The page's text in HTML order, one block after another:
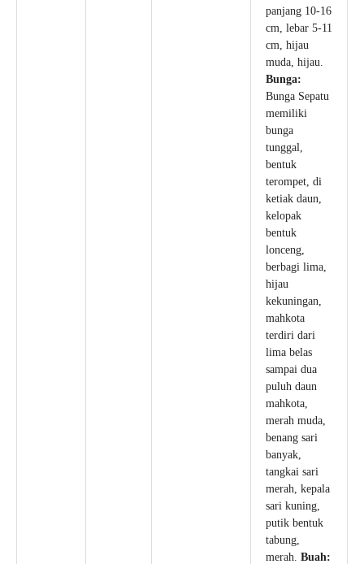
panjang 10-16
cm, lebar 5-11
cm, hijau
muda, hijau.
Bunga:
Bunga Sepatu
memiliki
bunga
tunggal,
bentuk
terompet, di
ketiak daun,
kelopak
bentuk
lonceng,
berbagi lima,
hijau
kekuningan,
mahkota
terdiri dari
lima belas
sampai dua
puluh daun
mahkota,
merah muda,
benang sari
banyak,
tangkai sari
merah, kepala
sari kuning,
putik bentuk
tabung,
merah. Buah: